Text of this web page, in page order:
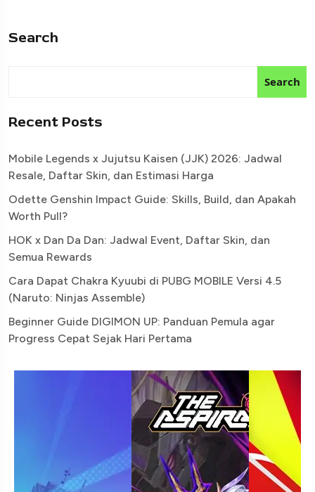
Search
Search
Recent Posts
Mobile Legends x Jujutsu Kaisen (JJK) 2026: Jadwal
Resale, Daftar Skin, dan Estimasi Harga
Odette Genshin Impact Guide: Skills, Build, dan Apakah
Worth Pull?
HOK x Dan Da Dan: Jadwal Event, Daftar Skin, dan
Semua Rewards
Cara Dapat Chakra Kyuubi di PUBG MOBILE Versi 4.5
(Naruto: Ninjas Assemble)
Beginner Guide DIGIMON UP: Panduan Pemula agar
Progress Cepat Sejak Hari Pertama